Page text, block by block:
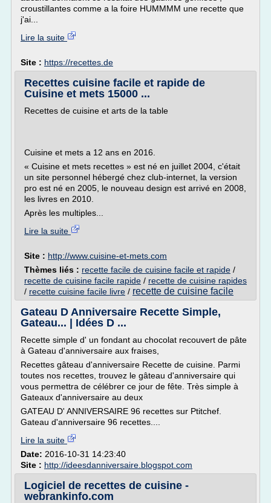
croustillantes comme a la foire HUMMMM une recette que
j'ai...
Lire la suite
Site : https://recettes.de
Recettes cuisine facile et rapide de
Cuisine et mets 15000 ...
Recettes de cuisine et arts de la table
Cuisine et mets a 12 ans en 2016.
« Cuisine et mets recettes » est né en juillet 2004, c'était
un site personnel hébergé chez club-internet, la version
pro est né en 2005, le nouveau design est arrivé en 2008,
les livres en 2010.
Après les multiples...
Lire la suite
Site : http://www.cuisine-et-mets.com
Thèmes liés : recette facile de cuisine facile et rapide /
recette de cuisine facile rapide / recette de cuisine rapides
/ recette cuisine facile livre / recette de cuisine facile
Gateau D Anniversaire Recette Simple,
Gateau... | Idées D ...
Recette simple d' un fondant au chocolat recouvert de pâte
à Gateau d'anniversaire aux fraises,
Recettes gâteau d'anniversaire Recette de cuisine. Parmi
toutes nos recettes, trouvez le gâteau d'anniversaire qui
vous permettra de célébrer ce jour de fête. Très simple à
Gateaux d'anniversaire au deux
GATEAU D' ANNIVERSAIRE 96 recettes sur Ptitchef.
Gateau d'anniversaire 96 recettes....
Lire la suite
Date: 2016-10-31 14:23:40
Site : http://ideesdanniversaire.blogspot.com
Logiciel de recettes de cuisine -
webrankinfo.com